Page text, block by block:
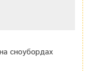
сноубордах